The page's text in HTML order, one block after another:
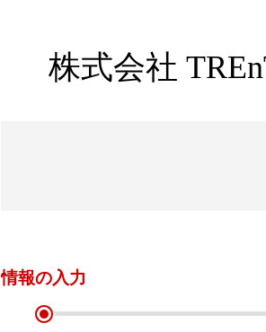
株式会社
情報の入力